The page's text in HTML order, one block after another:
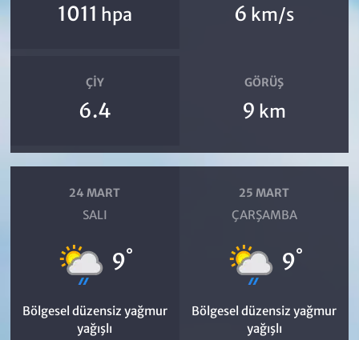
1011 hpa 6 km/s
ÇIY
6.4
GÖRÜŞ
9 km
24 MART
SALI
9°
Bölgesel düzensiz yağmur
yağışlı
25 MART
ÇARŞAMBA
9°
Bölgesel düzensiz yağmur
yağışlı